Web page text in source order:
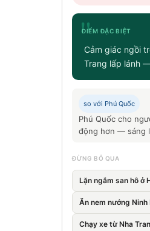
"
ĐIỂM ĐẶC BIỆT
Cảm giác ngồi
Trang lấp lánh
so với Phú Quốc
Phú Quốc cho
động hơn — sáng
ĐỪNG BỎ QUA
Lặn ngắm san hô ở
Ăn nem nướng Ninh
Chạy xe từ Nha